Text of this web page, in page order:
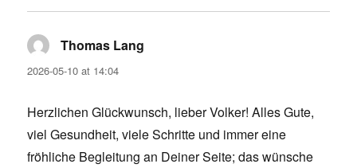
Thomas Lang
2026-05-10 at 14:04
Herzlichen Glückwunsch, lieber Volker! Alles Gute,
viel Gesundheit, viele Schritte und immer eine
fröhliche Begleitung an Deiner Seite; das wünsche